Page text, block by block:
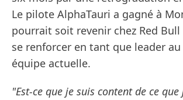
Le pilote AlphaTauri a gagné à
pourrait soit revenir chez Red Bull
se renforcer en tant que leader
équipe actuelle.
"Est-ce que je suis content de ce